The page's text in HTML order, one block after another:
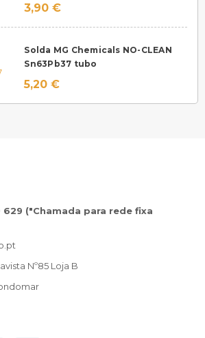
3,90 €
Solda MG Chemicals NO-CLEAN
Sn63Pb37 tubo
5,20 €
629 ("Chamada para rede fixa
Nº85 Loja B